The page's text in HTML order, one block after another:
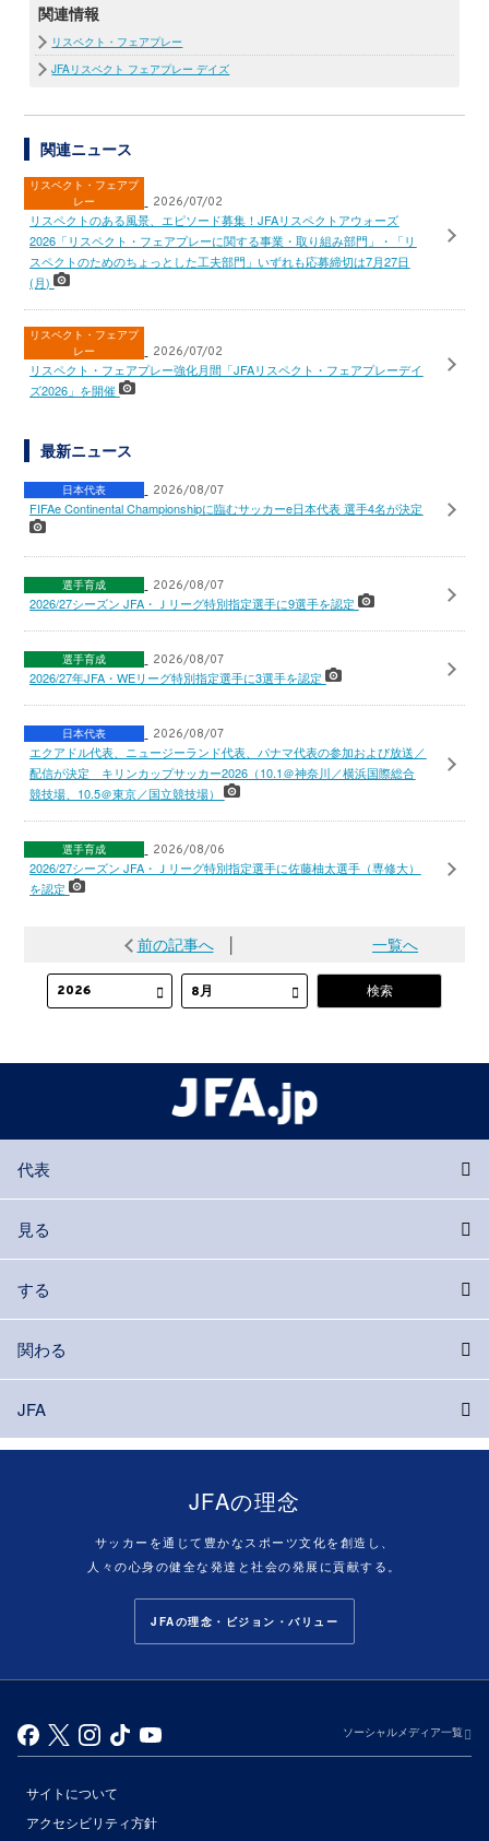
関連情報
リスペクト・フェアプレー
JFAリスペクト フェアプレー デイズ
関連ニュース
リスペクト・フェアプ
レー
2026/07/02
リスペクトのある風景、エピソード募集！JFAリスペクトアウォーズ
2026「リスペクト・フェアプレーに関する事業・取り組み部門」・「リ
スペクトのためのちょっとした工夫部門」いずれも応募締切は7月27日
(月)
リスペクト・フェアプ
レー
2026/07/02
リスペクト・フェアプレー強化月間「JFAリスペクト・フェアプレーデイ
ズ2026」を開催
最新ニュース
日本代表 2026/08/07
FIFAe Continental Championshipに臨むサッカーe日本代表 選手4名が決定
選手育成 2026/08/07
2026/27シーズン JFA・Ｊリーグ特別指定選手に9選手を認定
選手育成 2026/08/07
2026/27年JFA・WEリーグ特別指定選手に3選手を認定
日本代表 2026/08/07
エクアドル代表、ニュージーランド代表、パナマ代表の参加および放送／
配信が決定 キリンカップサッカー2026（10.1＠神奈川／横浜国際総合
競技場、10.5＠東京／国立競技場）
選手育成 2026/08/06
2026/27シーズン JFA・Ｊリーグ特別指定選手に佐藤柚太選手（専修大）
を認定
前の記事へ│ 一覧へ
代表
見る
する
関わる
JFA
JFAの理念
サッカーを通じて豊かなスポーツ文化を創造し、
人々の心身の健全な発達と社会の発展に貢献する。
JFAの理念・ビジョン・バリュー
ソーシャルメディア一覧
サイトについて
アクセシビリティ方針